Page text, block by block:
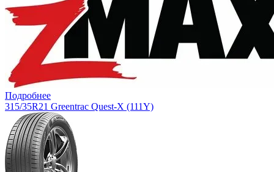
Подробнее
315/35R21 Greentrac Quest-X (111Y)